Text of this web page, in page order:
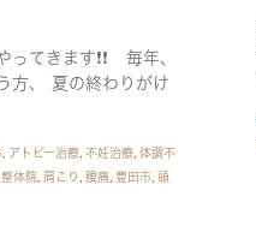
てきます❗❗ 毎年、
方、 夏の終わりがけ
アトピー治療 不妊治療 体調不
整体院 肩こり 腰痛 豊田市 頭